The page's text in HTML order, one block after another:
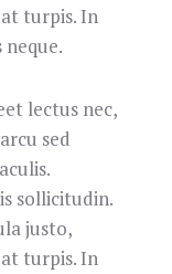
turpis. In
lectus nec,
sed
sollicitudin.
justo,
turpis. In